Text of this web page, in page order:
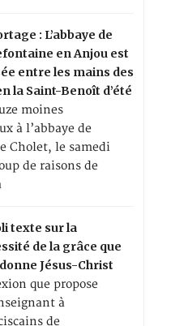
: L’abbaye de
en Anjou est
entre les mains des
la Saint-Benoît d’été
moines
à l’abbaye de
Cholet, le samedi
de raisons de
texte sur la
de la grâce que
Jésus-Christ
que propose
à
de